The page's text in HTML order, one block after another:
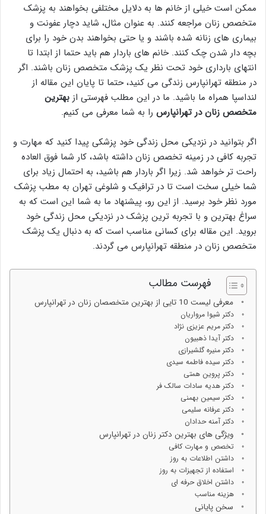
ممکن است خیلی از خانم ها به دلایل مختلفی بخواهند به پزشک
متخصص زنان مراجعه کنند. به عنوان مثال، شاید دچار عفونت و
بیماری های زنانه شده باشند و یا حتی بخواهند بدن خود را برای
بچه دار شدن چک کنند. خانم های باردار هم باید حتما از ابتدا تا
انتهای بارداری خود تحت نظر یک پزشک متخصص زنان باشند. اگر
در منطقه تهرانپارس زندگی می کنید، حتما تا پایان این مقاله از
لنداسپا همراه ما باشید. ما در این مطلب فهرستی از بهترین
متخصص زنان در تهرانپارس را به شما معرفی می کنیم.
اگر بتوانید در نزدیکی محل زندگی خود پزشکی پیدا کنید که مهارت و
تجربه کافی در زمینه تخصص زنان داشته باشد، کار شما فوق العاده
راحت تر خواهد شد. زیرا اگر باردار هم باشید، به احتمال زیاد برای
شما خیلی سخت است تا در ترافیک و شلوغی تهران به مطب پزشک
مورد نظر خود برسید. از این رو، پیشنهاد ما به شما این است که به
سراغ بهترین و با تجربه ترین پزشک در نزدیکی محل زندگی خود
بروید. این مقاله برای کسانی مناسب است که به دنبال یک پزشک
متخصص زنان در منطقه تهرانپارس می گردند.
فهرست مطالب
معرفی لیست 10 تایی از بهترین متخصصان زنان در تهرانپارس
دکتر شیوا مرواریان
دکتر مریم عزیزی نژاد
دکتر آیدا ذهبیون
دکتر منیره گلشیرازی
دکتر سیده فاطمه سیدی
دکتر پروین همتی
دکتر هدیه سادات سالک فر
دکتر سیمین بهمنی
دکتر عرفانه سلیمی
دکتر آمنه حدادان
ویژگی های بهترین دکتر زنان در تهرانپارس
تخصص و مهارت کافی
داشتن اطلاعات به روز
استفاده از تجهیزات به روز
داشتن اخلاق حرفه ای
هزینه مناسب
سخن پایانی